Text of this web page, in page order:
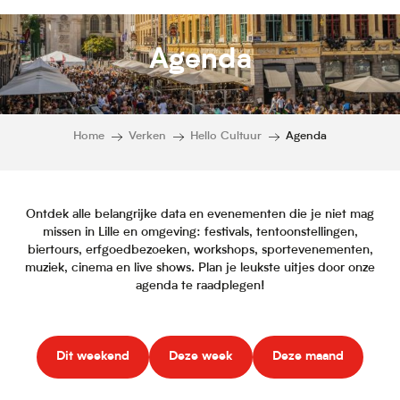
Agenda
Home Verken Hello Cultuur Agenda
Ontdek alle belangrijke data en evenementen die je niet mag
missen in Lille en omgeving: festivals, tentoonstellingen,
biertours, erfgoedbezoeken, workshops, sportevenementen,
muziek, cinema en live shows. Plan je leukste uitjes door onze
agenda te raadplegen!
Dit weekend Deze week Deze maand